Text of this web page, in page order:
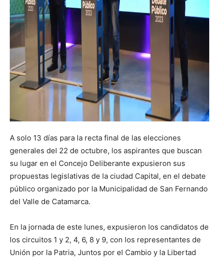
A solo 13 días para la recta final de las elecciones
generales del 22 de octubre, los aspirantes que buscan
su lugar en el Concejo Deliberante expusieron sus
propuestas legislativas de la ciudad Capital, en el debate
público organizado por la Municipalidad de San Fernando
del Valle de Catamarca.
En la jornada de este lunes, expusieron los candidatos de
los circuitos 1 y 2, 4, 6, 8 y 9, con los representantes de
Unión por la Patria, Juntos por el Cambio y la Libertad